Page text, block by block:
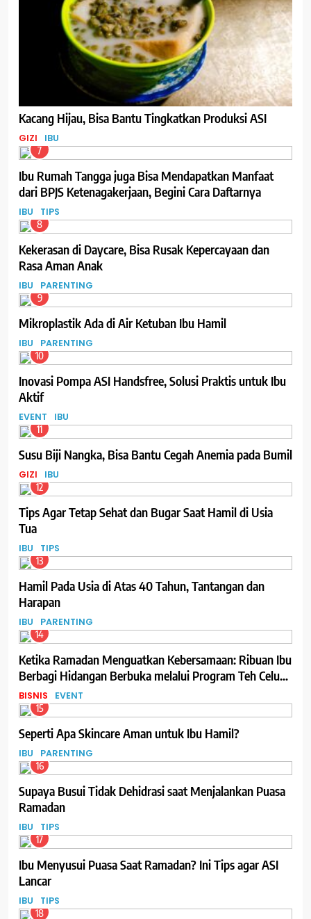
Kacang Hijau, Bisa Bantu Tingkatkan Produksi ASI
GIZI IBU
7
Ibu Rumah Tangga juga Bisa Mendapatkan Manfaat
dari BPJS Ketenagakerjaan, Begini Cara Daftarnya
IBU TIPS
8
Kekerasan di Daycare, Bisa Rusak Kepercayaan dan
Rasa Aman Anak
IBU PARENTING
9
Mikroplastik Ada di Air Ketuban Ibu Hamil
IBU PARENTING
10
Inovasi Pompa ASI Handsfree, Solusi Praktis untuk Ibu
Aktif
EVENT IBU
11
Susu Biji Nangka, Bisa Bantu Cegah Anemia pada Bumil
GIZI IBU
12
Tips Agar Tetap Sehat dan Bugar Saat Hamil di Usia
Tua
IBU TIPS
13
Hamil Pada Usia di Atas 40 Tahun, Tantangan dan
Harapan
IBU PARENTING
14
Ketika Ramadan Menguatkan Kebersamaan: Ribuan Ibu
Berbagi Hidangan Berbuka melalui Program Teh Celup
Sosro
BISNIS EVENT
15
Seperti Apa Skincare Aman untuk Ibu Hamil?
IBU PARENTING
16
Supaya Busui Tidak Dehidrasi saat Menjalankan Puasa
Ramadan
IBU TIPS
17
Ibu Menyusui Puasa Saat Ramadan? Ini Tips agar ASI
Lancar
IBU TIPS
18